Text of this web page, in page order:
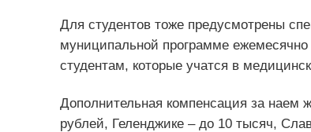
Для студентов тоже предусмотрены
муниципальной программе
студентам, которые учатся в
Дополнительная компенсация за наем
рублей, Геленджике – до 10 тысяч,